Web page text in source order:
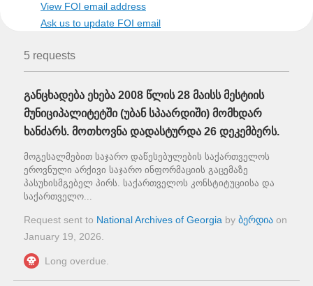
View FOI email address
Ask us to update FOI email
5 requests
განცხადება ეხება 2008 წლის 28 მაისს მესტიის
მუნიციპალიტეტში (უბან სპაარდიში) მომხდარ
ხანძარს. მოთხოვნა დადასტურდა 26 დეკემბერს.
მოგესალმებით საჯარო დაწესებულების საქართველოს
ეროვნული არქივი საჯარო ინფორმაციის გაცემაზე
პასუხისმგებელ პირს. საქართველოს კონსტიტუციისა და
საქართველო...
Request sent to National Archives of Georgia by ბერდია on
January 19, 2026
Long overdue.